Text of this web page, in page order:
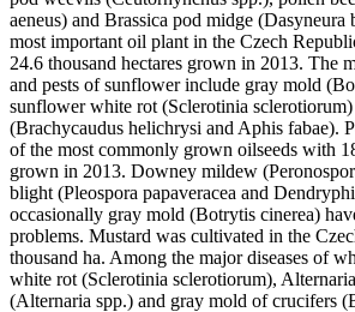
aeneus) and Brassica pod midge (Dasyneura
most important oil plant in the Czech
24.6 thousand hectares grown in 2013. The
and pests of sunflower include gray mold
sunflower white rot (Sclerotinia sclerotiorum)
(Brachycaudus helichrysi and Aphis fabae).
of the most commonly grown oilseeds with
grown in 2013. Downey mildew
blight (Pleospora papaveracea and
occasionally gray mold (Botrytis cinerea)
problems. Mustard was cultivated in the
thousand ha. Among the major diseases of
white rot (Sclerotinia sclerotiorum),
(Alternaria spp.) and gray mold of crucifers